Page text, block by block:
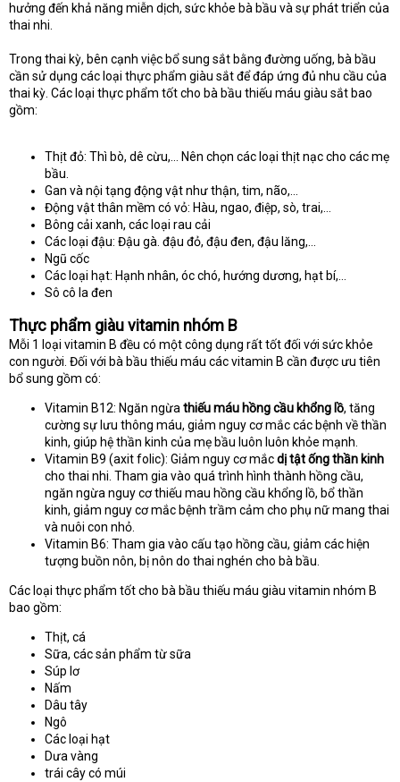
hưởng đến khả năng miễn dịch, sức khỏe bà bầu và sự phát triển của
thai nhi.
Trong thai kỳ, bên cạnh việc bổ sung sắt bằng đường uống, bà bầu
cần sử dụng các loại thực phẩm giàu sắt để đáp ứng đủ nhu cầu của
thai kỳ. Các loại thực phẩm tốt cho bà bầu thiếu máu giàu sắt bao
gồm:
Thịt đỏ: Thì bò, dê cừu,… Nên chọn các loại thịt nạc cho các mẹ
bầu.
Gan và nội tạng động vật như thận, tim, não,…
Động vật thân mềm có vỏ: Hàu, ngao, điệp, sò, trai,…
Bông cải xanh, các loại rau cải
Các loại đậu: Đậu gà. đậu đỏ, đậu đen, đậu lăng,…
Ngũ cốc
Các loại hạt: Hạnh nhân, óc chó, hướng dương, hạt bí,…
Sô cô la đen
Thực phẩm giàu vitamin nhóm B
Mỗi 1 loại vitamin B đều có một công dụng rất tốt đối với sức khỏe
con người. Đối với bà bầu thiếu máu các vitamin B cần được ưu tiên
bổ sung gồm có:
Vitamin B12: Ngăn ngừathiếu máu hồng cầu khổng lồ, tăng
cường sự lưu thông máu, giảm nguy cơ mắc các bệnh về thần
kinh, giúp hệ thần kinh của mẹ bầu luôn luôn khỏe mạnh.
Vitamin B9 (axit folic): Giảm nguy cơ mắcdị tật ống thần kinh
cho thai nhi. Tham gia vào quá trình hình thành hồng cầu,
ngăn ngừa nguy cơ thiếu mau hồng cầu khổng lồ, bổ thần
kinh, giảm nguy cơ mắc bệnh trầm cảm cho phụ nữ mang thai
và nuôi con nhỏ.
Vitamin B6: Tham gia vào cấu tạo hồng cầu, giảm các hiện
tượng buồn nôn, bị nôn do thai nghén cho bà bầu.
Các loại thực phẩm tốt cho bà bầu thiếu máu giàu vitamin nhóm B
bao gồm:
Thịt, cá
Sữa, các sản phẩm từ sữa
Súp lơ
Nấm
Dâu tây
Ngô
Các loại hạt
Dưa vàng
trái cây có múi